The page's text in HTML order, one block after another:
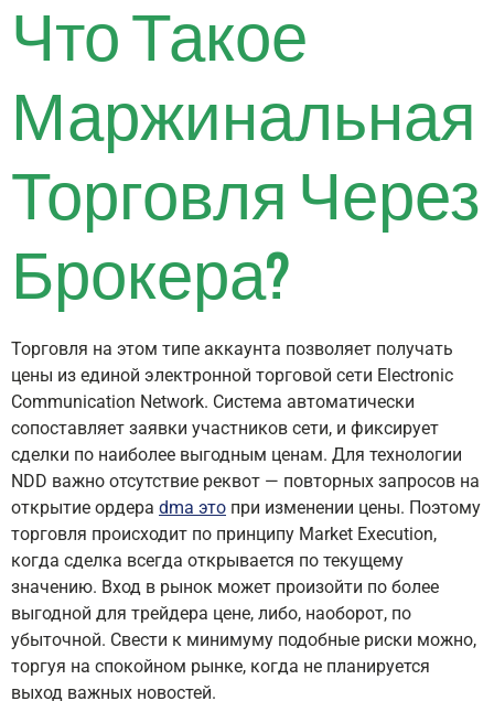
Что Такое
Маржинальная
Торговля Через
Брокера?
Торговля на этом типе аккаунта позволяет получать
цены из единой электронной торговой сети Electronic
Communication Network. Система автоматически
сопоставляет заявки участников сети, и фиксирует
сделки по наиболее выгодным ценам. Для технологии
NDD важно отсутствие реквот — повторных запросов на
открытие ордера dma это при изменении цены. Поэтому
торговля происходит по принципу Market Execution,
когда сделка всегда открывается по текущему
значению. Вход в рынок может произойти по более
выгодной для трейдера цене, либо, наоборот, по
убыточной. Свести к минимуму подобные риски можно,
торгуя на спокойном рынке, когда не планируется
выход важных новостей.